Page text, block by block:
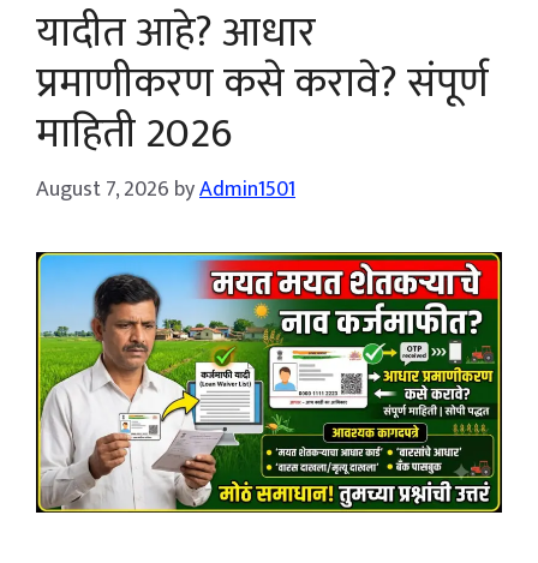
यादीत आहे? आधार
प्रमाणीकरण कसे करावे? संपूर्ण
माहिती 2026
August 7, 2026 byAdmin1501